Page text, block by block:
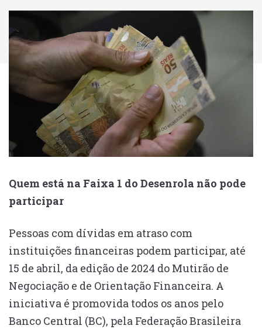
Quem está na Faixa 1 do Desenrola não pode
participar
Pessoas com dívidas em atraso com
instituições financeiras podem participar, até
15 de abril, da edição de 2024 do Mutirão de
Negociação e de Orientação Financeira. A
iniciativa é promovida todos os anos pelo
Banco Central (BC), pela Federação Brasileira